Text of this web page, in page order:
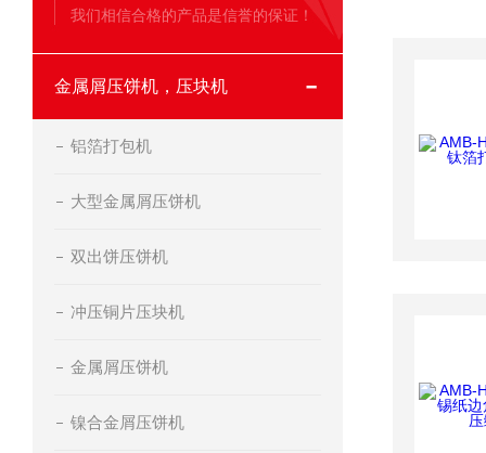
我们相信合格的产品是信誉的保证！
金属屑压饼机，压块机
铝箔打包机
大型金属屑压饼机
双出饼压饼机
冲压铜片压块机
金属屑压饼机
镍合金屑压饼机